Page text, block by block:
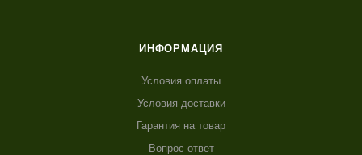
ИНФОРМАЦИЯ
Условия оплаты
Условия доставки
Гарантия на товар
Вопрос-ответ